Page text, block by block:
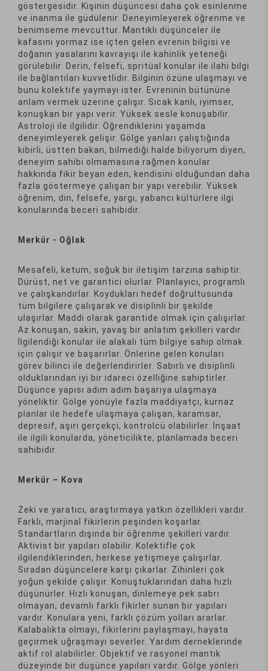
göstergesidir. Kişinin düşüncesi daha çok esinlenme
ve inanma ile güdülenir. Deneyimleyerek öğrenme ve
benimseme mevcuttur. Mantıklı düşünceler ile
kafasını yormaz ise içten gelen evrenin bilgisi ve
doğanın yasalarını kavrayışı ile kahinlik yeteneği
görülebilir. Derin, felsefi, spritüal konular ile ilahi bilgi
ile bağlantıları kuvvetlidir. Bilginin özüne ulaşmayı ve
bunu kolektife yaymayı ister. Evreninin bütününe
anlam vermek üzerine çalışır. Sıcak kanlı, iyimser,
konuşkan bir yapı verir. Yüksek sesle konuşabilir.
Astroloji ile ilgilidir. Öğrendiklerini yaşamda
deneyimleyerek gelişir. Gölge yanları çalıştığında
kibirli, üstten bakan, bilmediği halde biliyorum diyen,
deneyim sahibi olmamasına rağmen konular
hakkında fikir beyan eden, kendisini olduğundan daha
fazla göstermeye çalışan bir yapı verebilir. Yüksek
öğrenim, din, felsefe, yargı, yabancı kültürlere ilgi
konularında beceri sahibidir.
Merkür - Oğlak
Mesafeli, ketum, soğuk bir iletişim tarzına sahiptir.
Dürüst, net ve garantici olurlar. Planlayıcı, programlı
ve çalışkandırlar. Koydukları hedef doğrultusunda
tüm bilgilere çalışarak ve disiplinli bir şekilde
ulaşırlar. Maddi olarak garantide olmak için çalışırlar.
Az konuşan, sakin, yavaş bir anlatım şekilleri vardır.
İlgilendiği konular ile alakalı tüm bilgiye sahip olmak
için çalışır ve başarırlar. Önlerine gelen konuları
görev bilinci ile değerlendirirler. Sabırlı ve disiplinli
olduklarından iyi bir idareci özelliğine sahiptirler.
Düşünce yapısı adım adım başarıya ulaşmaya
yöneliktir. Gölge yönüyle fazla maddiyatçı, kurnaz
planlar ile hedefe ulaşmaya çalışan, karamsar,
depresif, aşırı gerçekçi, kontrolcü olabilirler. İnşaat
ile ilgili konularda, yöneticilikte, planlamada beceri
sahibidir.
Merkür – Kova
Zeki ve yaratıcı, araştırmaya yatkın özellikleri vardır.
Farklı, marjinal fikirlerin peşinden koşarlar.
Standartların dışında bir öğrenme şekilleri vardır.
Aktivist bir yapıları olabilir. Kolektifle çok
ilgilendiklerinden, herkese yetişmeye çalışırlar.
Sıradan düşüncelere karşı çıkarlar. Zihinleri çok
yoğun şekilde çalışır. Konuştuklarından daha hızlı
düşünürler. Hızlı konuşan, dinlemeye pek sabrı
olmayan, devamlı farklı fikirler sunan bir yapıları
vardır. Konulara yeni, farklı çözüm yolları ararlar.
Kalabalıkta olmayı, fikirlerini paylaşmayı, hayata
geçirmek uğraşmayı severler. Yardım derneklerinde
aktif rol alabilirler. Objektif ve rasyonel mantık
düzeyinde bir düşünce yapıları vardır. Gölge yönleri